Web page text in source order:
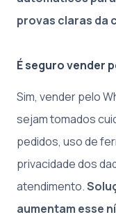
provas claras da
É seguro vender
Sim, vender pelo
sejam tomados
pedidos, uso de
privacidade dos
atendimento.
aumentam esse